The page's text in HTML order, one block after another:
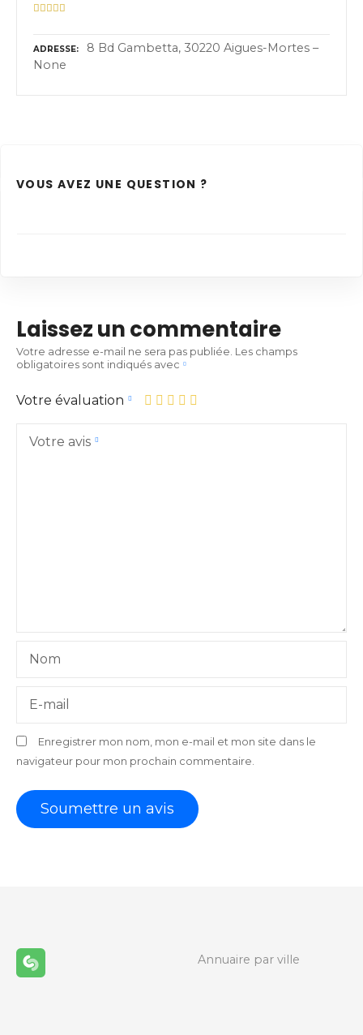
ADRESSE
8 Bd Gambetta, 30220 Aigues-Mortes –
None
VOUS AVEZ UNE QUESTION ?
Laissez un commentaire
Votre adresse e-mail ne sera pas publiée. Les champs
obligatoires sont indiqués avec
Votre évaluation
Votre avis
Nom
E-mail
Enregistrer mon nom, mon e-mail et mon site dans le
navigateur pour mon prochain commentaire.
Annuaire par ville